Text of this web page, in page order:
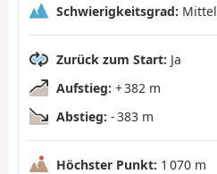
Schwierigkeitsgrad: Mittel
Zurück zum Start: Ja
Aufstieg: + 382 m
Abstieg: - 383 m
Höchster Punkt: 1 070 m